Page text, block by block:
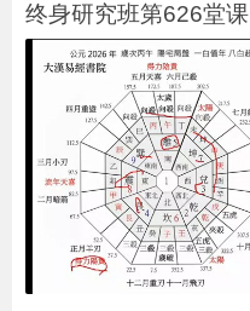
终身研究班第626堂课